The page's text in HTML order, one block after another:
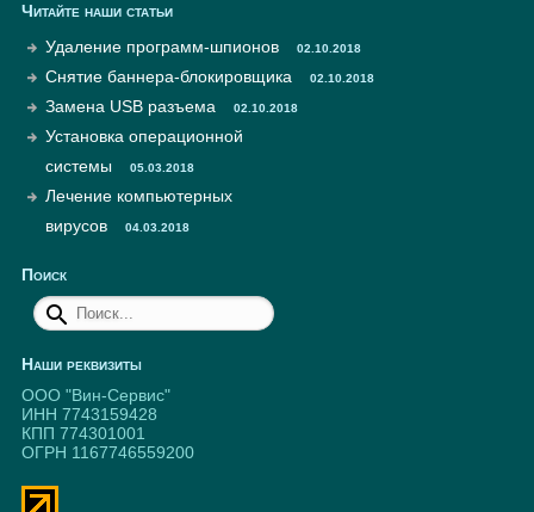
Читайте наши статьи
Удаление программ-шпионов
02.10.2018
Снятие баннера-блокировщика 02.10.2018
Замена USB разъема 02.10.2018
Установка операционной
системы
05.03.2018
Лечение компьютерных
вирусов
04.03.2018
Поиск
Наши реквизиты
ООО "Вин-Сервис"
ИНН 7743159428
КПП 774301001
ОГРН 1167746559200